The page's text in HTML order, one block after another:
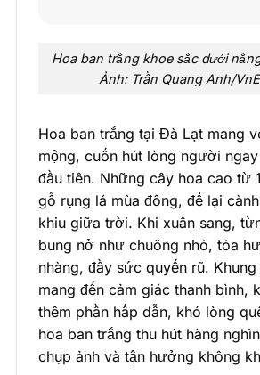
Hoa ban trắng khoe sắc dưới
Ảnh: Trần Quang Anh/
Hoa ban trắng tại Đà Lạt mang
mộng, cuốn hút lòng người
đầu tiên. Những cây hoa cao từ
gỗ rụng lá mùa đông, để lại
khiu giữa trời. Khi xuân sang,
bung nở như chuông nhỏ, tỏa
nhàng, đầy sức quyến rũ.
mang đến cảm giác thanh bình,
thêm phần hấp dẫn, khó lòng
hoa ban trắng thu hút hàng
chụp ảnh và tận hưởng không